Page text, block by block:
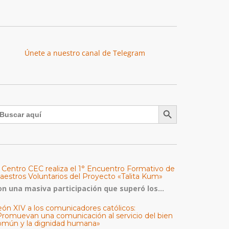
Únete a nuestro canal de Telegram
Botón de búsqueda
Centro CEC realiza el 1° Encuentro Formativo de
Voluntarios del Proyecto «Talita Kum»
una masiva participación que superó los...
XIV a los comunicadores católicos:
una comunicación al servicio del bien
y la dignidad humana»